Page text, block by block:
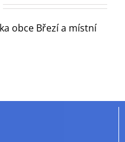
obce Březí a místní